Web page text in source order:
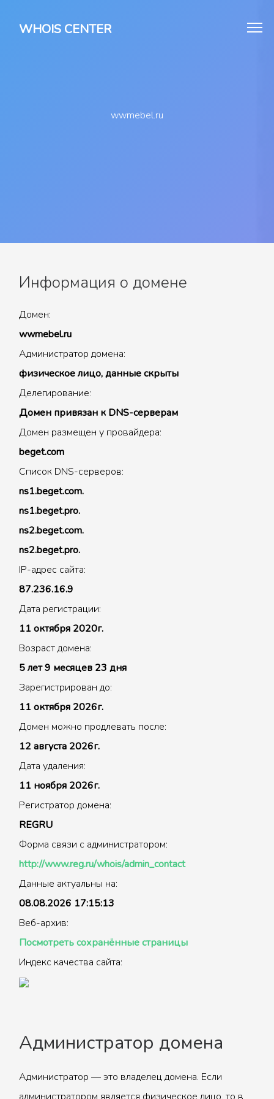
WHOIS CENTER
wwmebel.ru
Информация о домене
Домен:
wwmebel.ru
Администратор домена:
физическое лицо, данные скрыты
Делегирование:
Домен привязан к DNS-серверам
Домен размещен у провайдера:
beget.com
Список DNS-серверов:
ns1.beget.com.
ns1.beget.pro.
ns2.beget.com.
ns2.beget.pro.
IP-адрес сайта:
87.236.16.9
Дата регистрации:
11 октября 2020г.
Возраст домена:
5 лет 9 месяцев 23 дня
Зарегистрирован до:
11 октября 2026г.
Домен можно продлевать после:
12 августа 2026г.
Дата удаления:
11 ноября 2026г.
Регистратор домена:
REGRU
Форма связи с администратором:
http://www.reg.ru/whois/admin_contact
Данные актуальны на:
08.08.2026 17:15:13
Веб-архив:
Посмотреть сохранённые страницы
Индекс качества сайта:
Администратор домена
Администратор — это владелец домена. Если